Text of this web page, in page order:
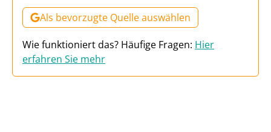
Als bevorzugte Quelle auswählen
Wie funktioniert das? Häufige Fragen: Hier
erfahren Sie mehr